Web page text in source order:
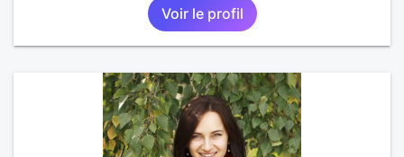
Voir le profil